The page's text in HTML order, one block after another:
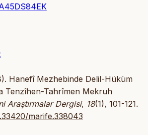
Hanefî Mezhebinde Delil-Hüküm
Tenzîhen-Tahrîmen Mekruh
Araştırmalar Dergisi, 18(1), 101-121.
marife.338043